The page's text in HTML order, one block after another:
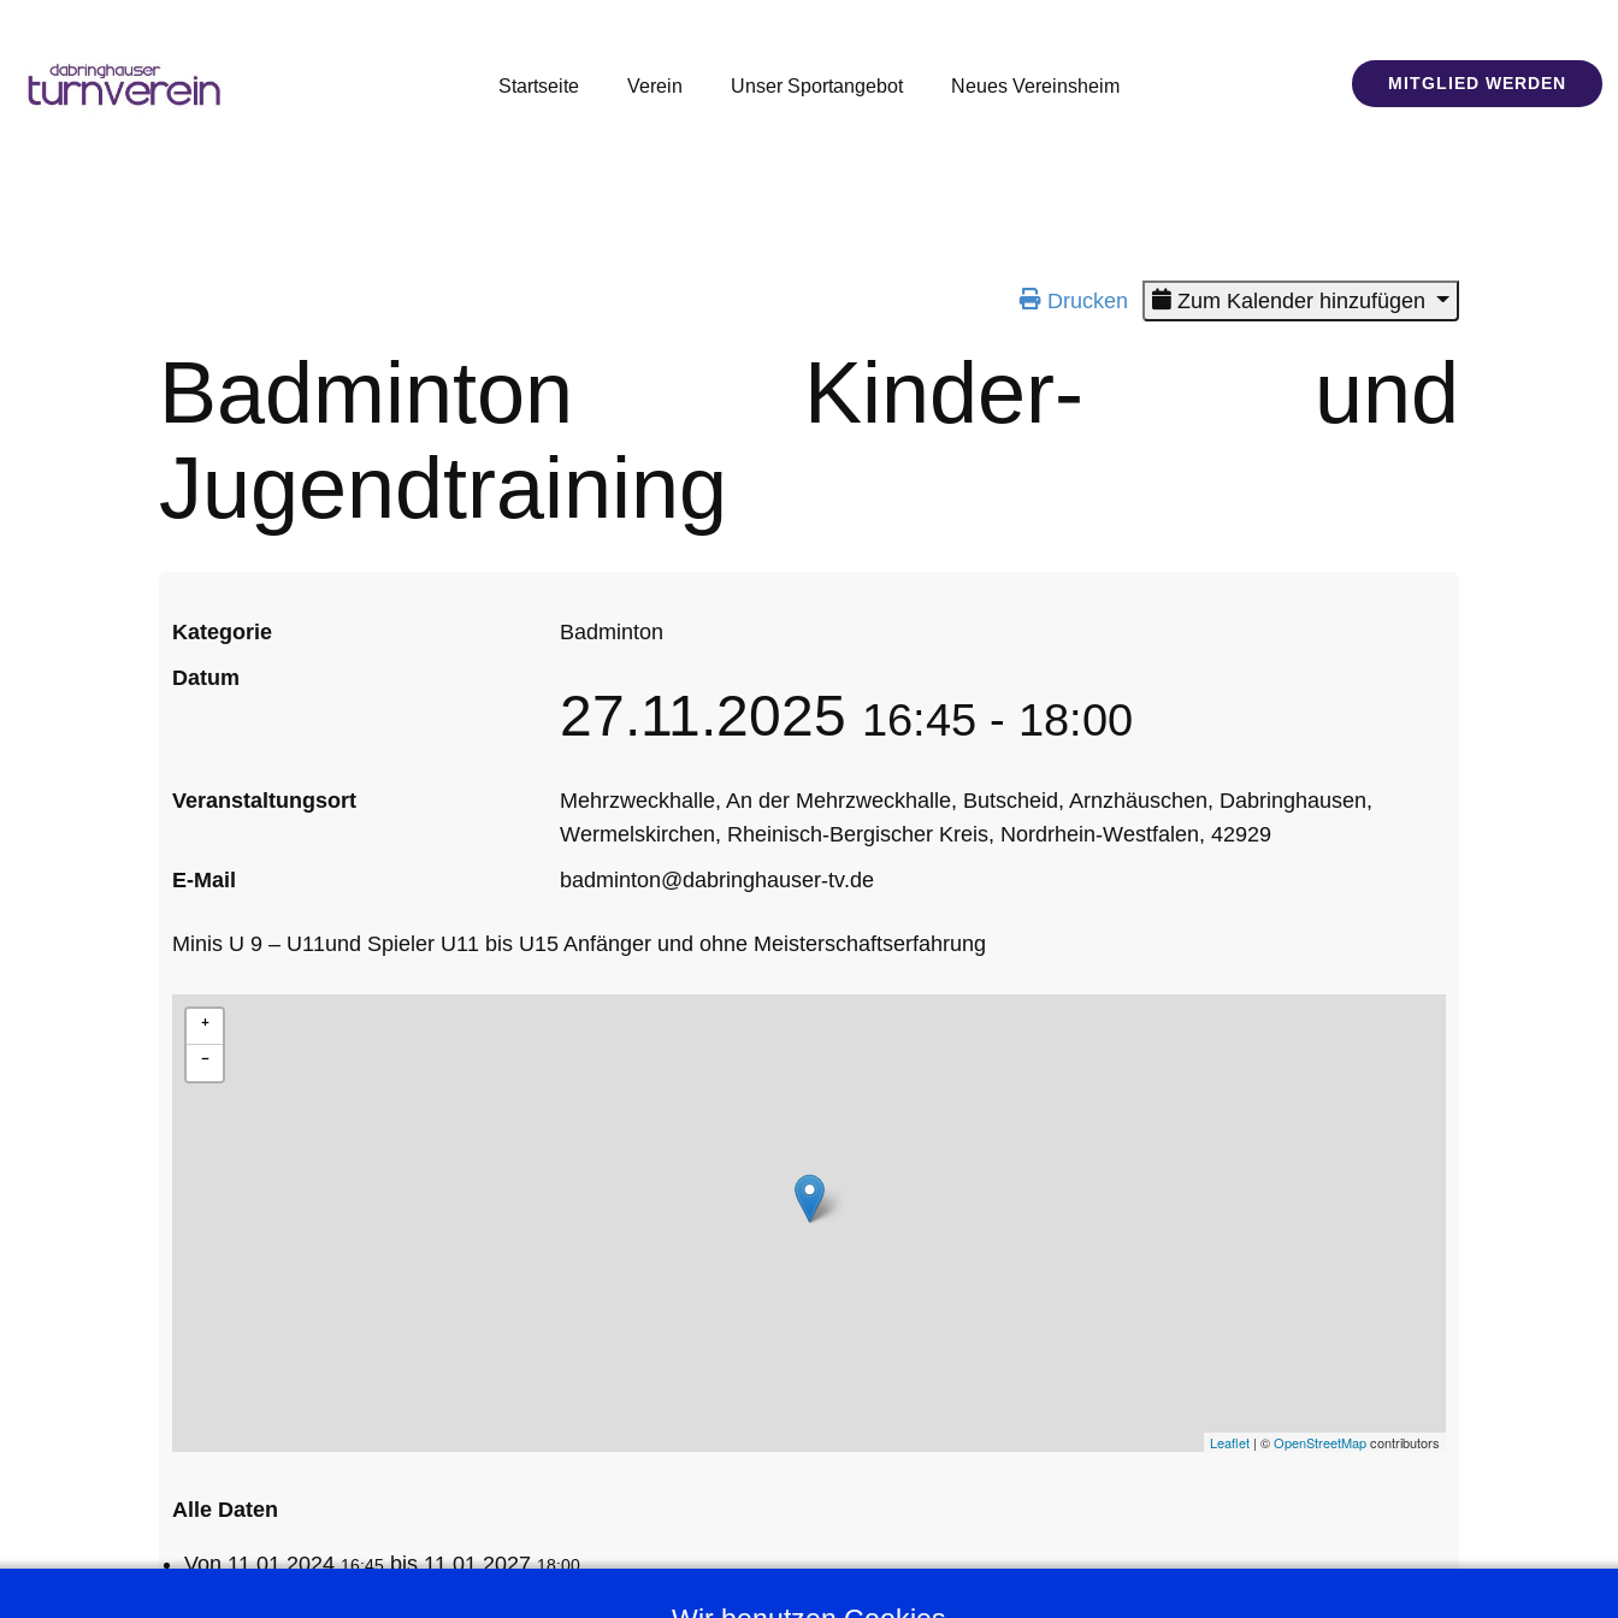
Startseite Verein Unser Sportangebot Neues Vereinsheim MITGLIED WERDEN
Drucken Zum Kalender hinzufügen
Badminton Kinder- und
Jugendtraining
Kategorie
Badminton
Datum
27.11.2025 16:45 - 18:00
Veranstaltungsort
Mehrzweckhalle, An der Mehrzweckhalle, Butscheid, Arnzhäuschen, Dabringhausen,
Wermelskirchen, Rheinisch-Bergischer Kreis, Nordrhein-Westfalen, 42929
E-Mail
badminton@dabringhauser-tv.de
Minis U 9 – U11und Spieler U11 bis U15 Anfänger und ohne Meisterschaftserfahrung
+
−
Leaflet | ©OpenStreetMapcontributors
Alle Daten
Von 11.01.2024 16:45 bis 11.01.2027 18:00